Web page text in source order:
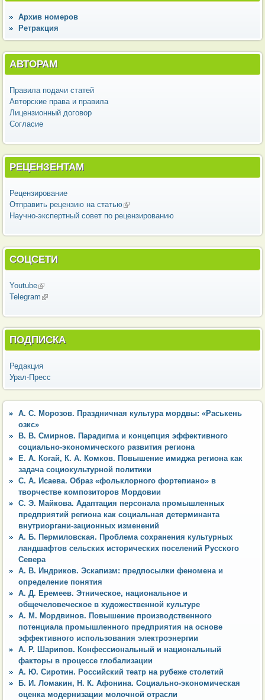
Архив номеров
Ретракция
АВТОРАМ
Правила подачи статей
Авторские права и правила
Лицензионный договор
Согласие
РЕЦЕНЗЕНТАМ
Рецензирование
Отправить рецензию на статью(внешняя ссылка)
Научно-экспертный совет по рецензированию
СОЦСЕТИ
Youtube(внешняя ссылка)
Telegram (внешняя ссылка)
ПОДПИСКА
Редакция
Урал-Пресс
А. С. Морозов. Праздничная культура мордвы: «Раськень
озкс»
В. В. Смирнов. Парадигма и концепция эффективного
социально-экономического развития региона
Е. А. Когай, К. А. Комков. Повышение имиджа региона как
задача социокультурной политики
С. А. Исаева. Образ «фольклорного фортепиано» в
творчестве композиторов Мордовии
С. Э. Майкова. Адаптация персонала промышленных
предприятий региона как социальная детерминанта
внутриоргани-зационных изменений
А. Б. Пермиловская. Проблема сохранения культурных
ландшафтов сельских исторических поселений Русского
Севера
А. В. Индриков. Эскапизм: предпосылки феномена и
определение понятия
А. Д. Еремеев. Этническое, национальное и
общечеловеческое в художественной культуре
А. М. Мордвинов. Повышение производственного
потенциала промышленного предприятия на основе
эффективного использования электроэнергии
А. Р. Шарипов. Конфессиональный и национальный
факторы в процессе глобализации
А. Ю. Сиротин. Российский театр на рубеже столетий
Б. И. Ломакин, Н. К. Афонина. Социально-экономическая
оценка модернизации молочной отрасли